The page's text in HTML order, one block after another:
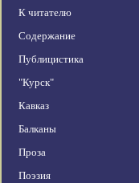
К читателю
Содержание
Публицистика
"Курск"
Кавказ
Балканы
Проза
Поэзия